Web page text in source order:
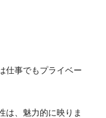
仕事でもプライベー
は、魅力的に映りま